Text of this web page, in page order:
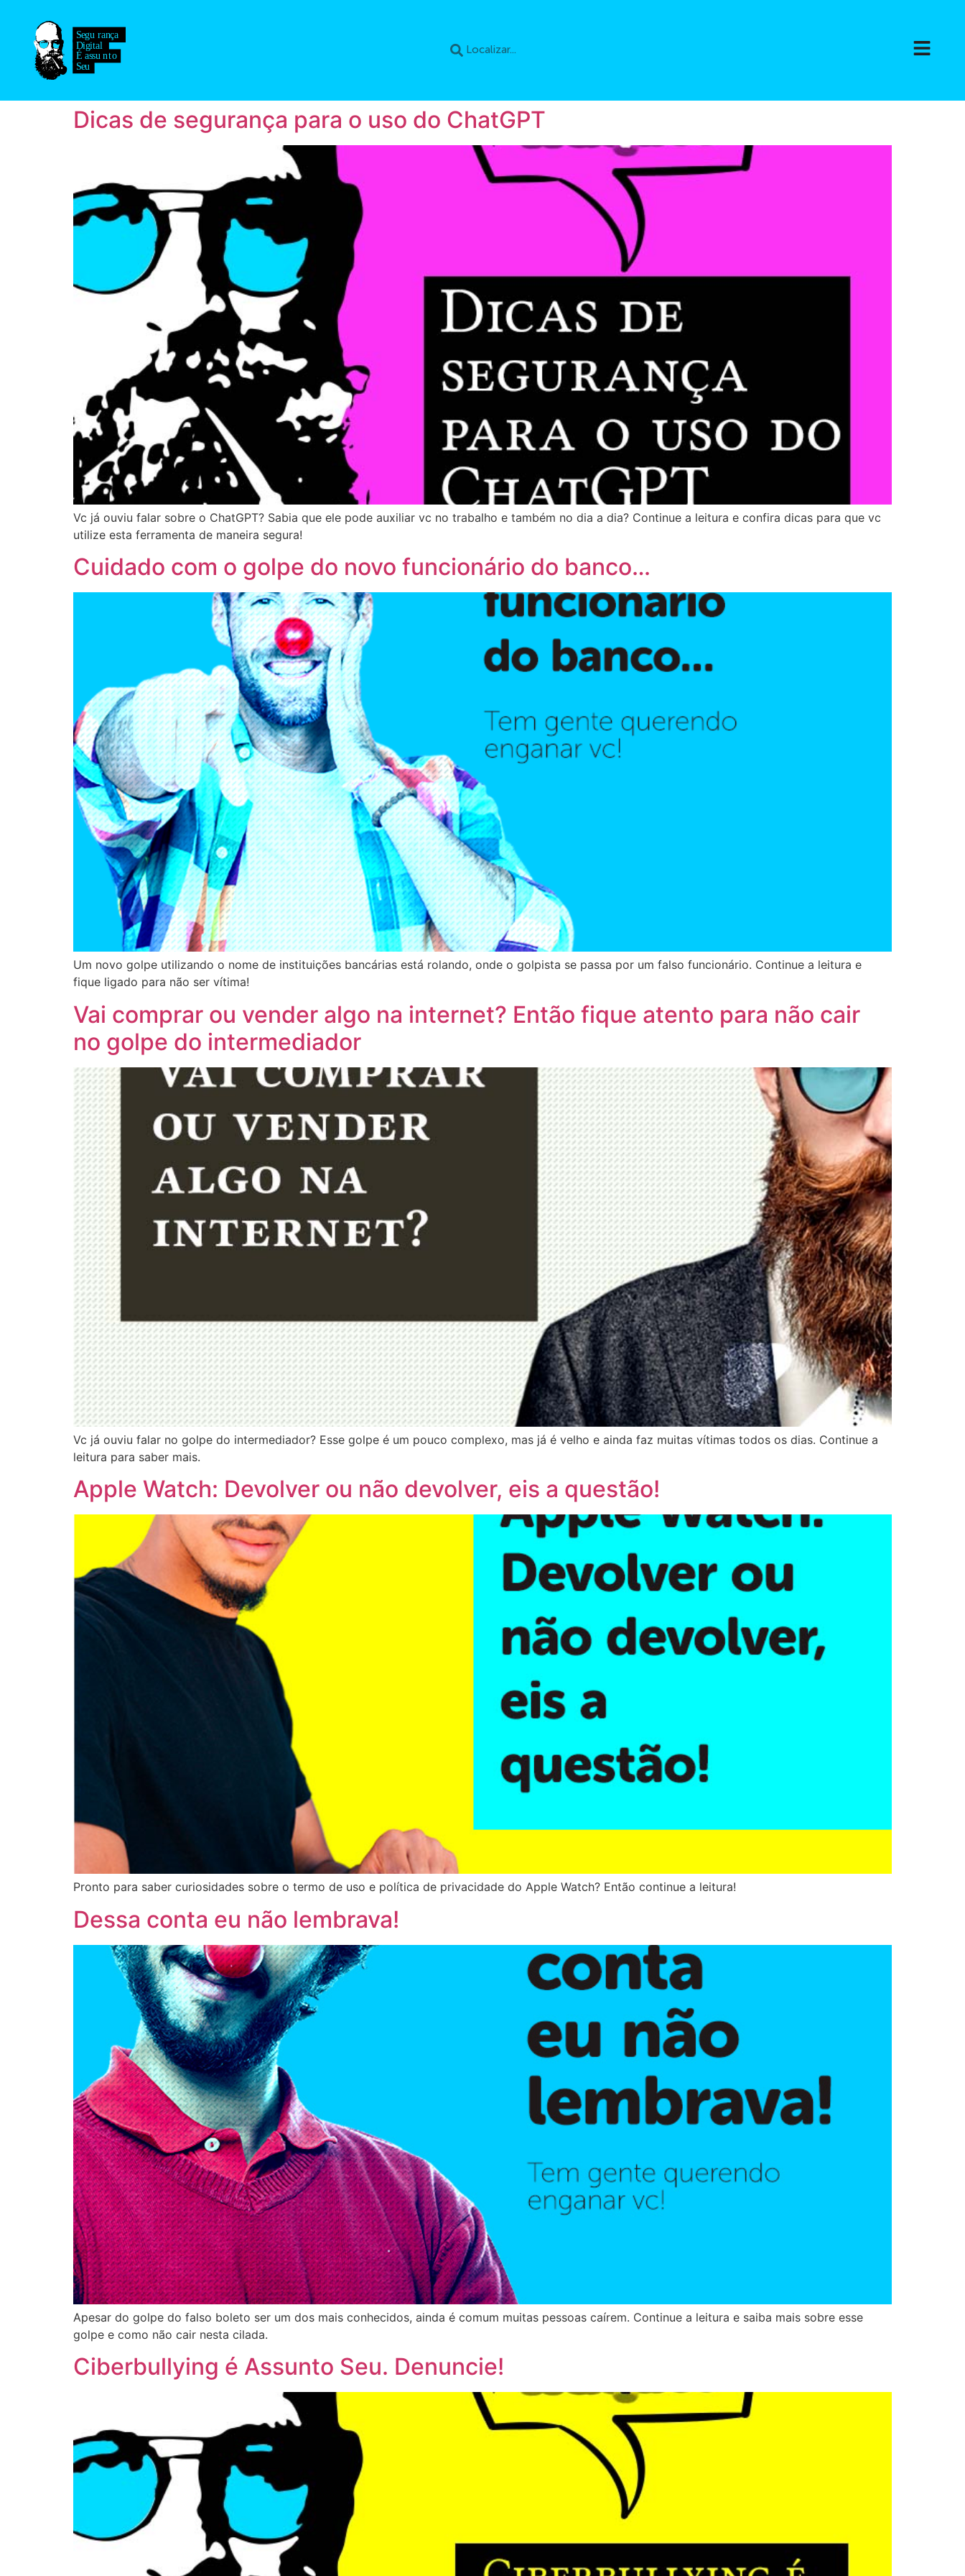
Dicas de segurança para o uso do ChatGPT
Vc já ouviu falar sobre o ChatGPT? Sabia que ele pode auxiliar vc no trabalho e também no dia a dia? Continue a leitura e confira dicas para que vc
utilize esta ferramenta de maneira segura!
Cuidado com o golpe do novo funcionário do banco…
Um novo golpe utilizando o nome de instituições bancárias está rolando, onde o golpista se passa por um falso funcionário. Continue a leitura e
fique ligado para não ser vítima!
Vai comprar ou vender algo na internet? Então fique atento para não cair
no golpe do intermediador
Vc já ouviu falar no golpe do intermediador? Esse golpe é um pouco complexo, mas já é velho e ainda faz muitas vítimas todos os dias. Continue a
leitura para saber mais.
Apple Watch: Devolver ou não devolver, eis a questão!
Pronto para saber curiosidades sobre o termo de uso e política de privacidade do Apple Watch? Então continue a leitura!
Dessa conta eu não lembrava!
Apesar do golpe do falso boleto ser um dos mais conhecidos, ainda é comum muitas pessoas caírem. Continue a leitura e saiba mais sobre esse
golpe e como não cair nesta cilada.
Ciberbullying é Assunto Seu. Denuncie!